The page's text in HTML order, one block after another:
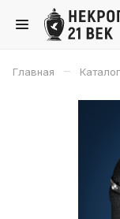
Главная – Каталог